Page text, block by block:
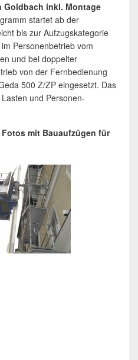
Goldbach inkl. Montage
startet ab der
bis zur Aufzugskategorie
Personenbetrieb vom
und bei doppelter
von der Fernbedienung
500 Z/ZP eingesetzt. Das
und Personen-
mit Bauaufzügen für